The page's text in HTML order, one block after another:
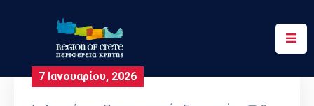
Περιφέρεια
7 Ιανουαρίου, 2026